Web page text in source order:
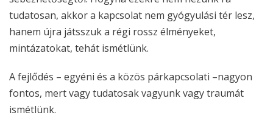
tudatosan, akkor a kapcsolat nem gyógyulási tér lesz,
hanem újra játsszuk a régi rossz élményeket,
mintázatokat, tehát ismétlünk.
A fejlődés – egyéni és a közös párkapcsolati –nagyon
fontos, mert vagy tudatosak vagyunk vagy traumát
ismétlünk.